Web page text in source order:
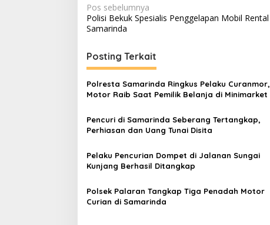
Navigasi
pos
Pos sebelumnya
Polisi Bekuk Spesialis Penggelapan Mobil Rental
Samarinda
Posting Terkait
Polresta Samarinda Ringkus Pelaku Curanmor,
Motor Raib Saat Pemilik Belanja di Minimarket
Pencuri di Samarinda Seberang Tertangkap,
Perhiasan dan Uang Tunai Disita
Pelaku Pencurian Dompet di Jalanan Sungai
Kunjang Berhasil Ditangkap
Polsek Palaran Tangkap Tiga Penadah Motor
Curian di Samarinda